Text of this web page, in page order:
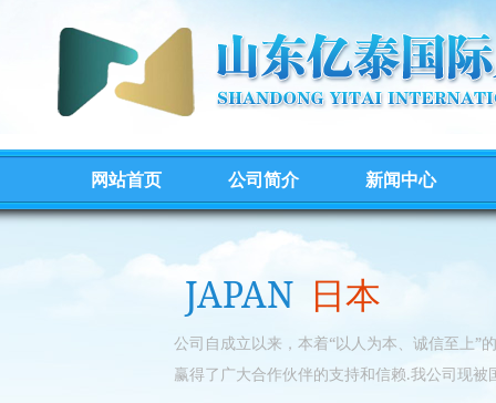
网站首页 公司简介 新闻中心
JAPAN 日本
公司自成立以来，本着“以人为本、诚信至上”
赢得了广大合作伙伴的支持和信赖.我公司现